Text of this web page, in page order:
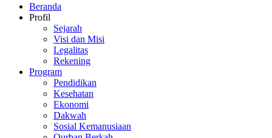
Beranda
Profil
Sejarah
Visi dan Misi
Legalitas
Rekening
Program
Pendidikan
Kesehatan
Ekonomi
Dakwah
Sosial Kemanusiaan